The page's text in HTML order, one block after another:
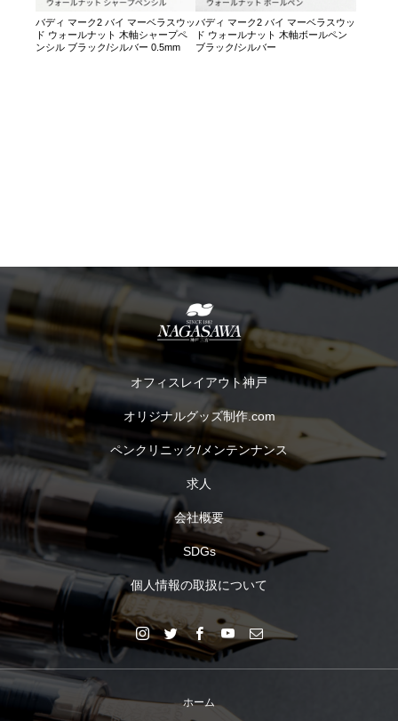
バディ マーク2 バイ マーベラスウッ
ド ウォールナット 木軸シャープペ
ンシル ブラック/シルバー 0.5mm
バディ マーク2 バイ マーベラスウッ
ド ウォールナット 木軸ボールペン
ブラック/シルバー
オフィスレイアウト神戸
オリジナルグッズ制作.com
ペンクリニック/メンテンナンス
求人
会社概要
SDGs
個人情報の取扱について
ホーム